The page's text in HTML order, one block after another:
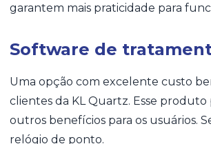
garantem mais praticidade para
Software de
Uma opção com excelente custo
clientes da KL Quartz. Esse
outros benefícios para os usuários.
relógio de ponto.